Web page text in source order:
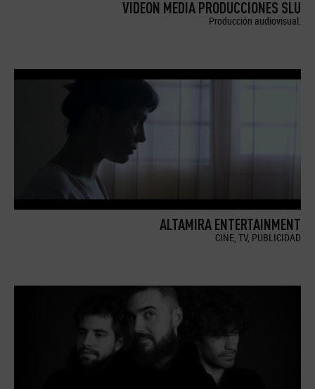
VIDEON MEDIA PRODUCCIONES SLU
Producción audiovisual.
ALTAMIRA ENTERTAINMENT
CINE, TV, PUBLICIDAD